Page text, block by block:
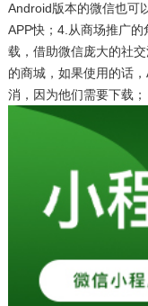
Android版本的微信也可
APP快；4.从商场推广
载，借助微信庞大的社
的商城，如果使用的话
消，因为他们需要下载；